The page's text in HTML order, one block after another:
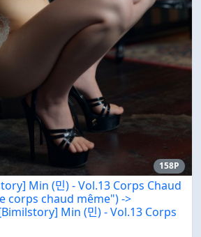
158P
Min (민) - Vol.13 Corps Chaud
corps chaud même") ->
Min (민) - Vol.13 Corps